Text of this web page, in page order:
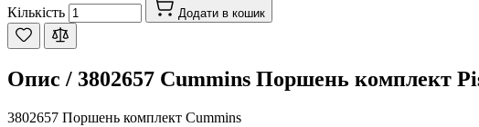
Кількість Додати в кошик
Опис / 3802657 Cummins Поршень комплект
3802657 Поршень комплект Cummins